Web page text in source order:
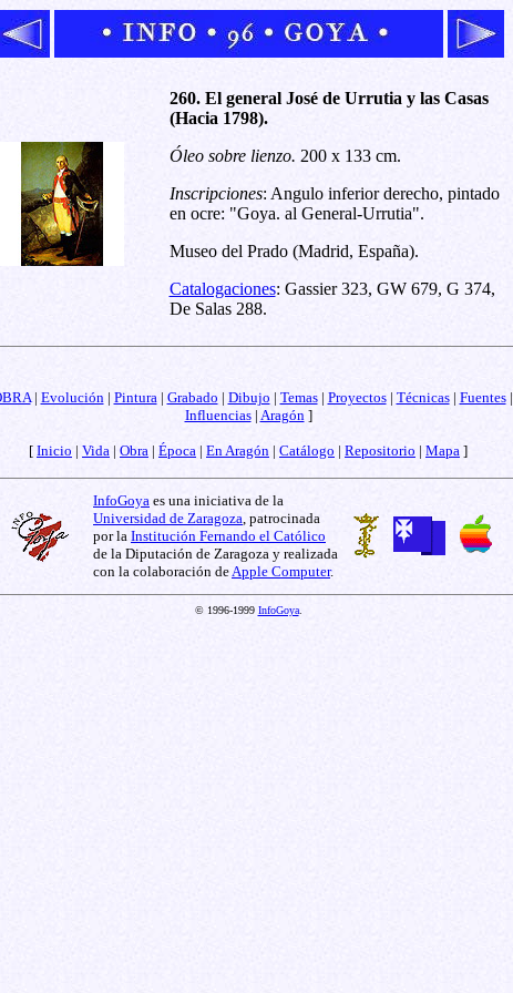
260. El general José de Urrutia y las Casas
(Hacia 1798).
Óleo sobre lienzo. 200 x 133 cm.
Inscripciones: Angulo inferior derecho, pintado
en ocre: "Goya. al General-Urrutia".
Museo del Prado (Madrid, España).
Catalogaciones: Gassier 323, GW 679, G 374,
De Salas 288.
| Evolución| Pintura| Grabado | Dibujo | Temas| Proyectos| Técnicas| Fuentes|
Influencias| Aragón]
[ Inicio | Vida | Obra | Época | En Aragón | Catálogo | Repositorio | Mapa ]
InfoGoya es una iniciativa de la
Universidad de Zaragoza, patrocinada
por la Institución Fernando el Católico
de la Diputación de Zaragoza y realizada
con la colaboración deApple Computer.
© 1996-1999 InfoGoya.